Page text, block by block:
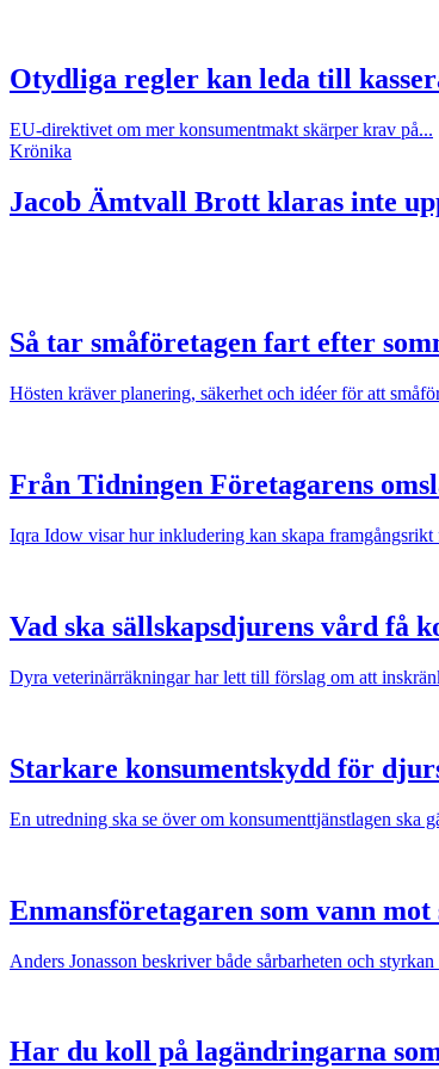
Otydliga regler kan leda till
EU-direktivet om mer konsumentmakt skärper krav på...
Krönika
Jacob Ämtvall Brott klaras inte
Så tar småföretagen fart efter
Hösten kräver planering, säkerhet och idéer för att
Från Tidningen Företagarens
Iqra Idow visar hur inkludering kan skapa framgångsrikt
Vad ska sällskapsdjurens vård få
Dyra veterinärräkningar har lett till förslag om att
Starkare konsumentskydd för
En utredning ska se över om konsumenttjänstlagen ska
Enmansföretagaren som vann
Anders Jonasson beskriver både sårbarheten och styrkan
Har du koll på lagändringarna